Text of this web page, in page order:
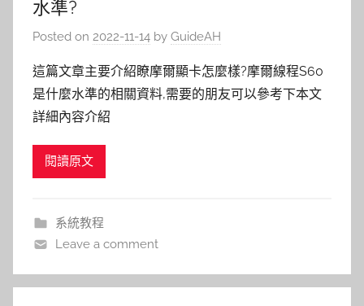
水準?
Posted on 2022-11-14 by GuideAH
這篇文章主要介紹瞭摩爾顯卡怎麼樣?摩爾線程S60
是什麼水準的相關資料,需要的朋友可以參考下本文
詳細內容介紹
閱讀原文
系統教程
Leave a comment